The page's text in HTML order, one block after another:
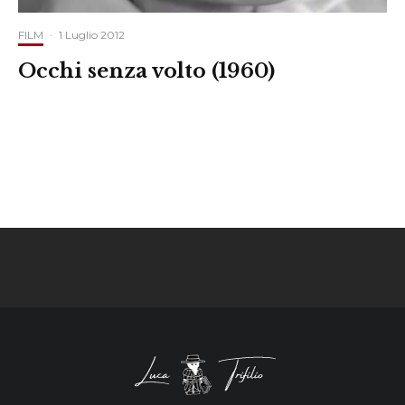
FILM · 1 Luglio 2012
Occhi senza volto (1960)